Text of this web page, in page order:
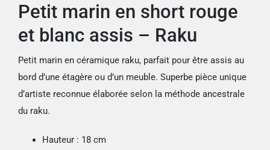
Petit marin en short rouge
et blanc assis – Raku
Petit marin en céramique raku, parfait pour être assis au
bord d’une étagère ou d’un meuble. Superbe pièce unique
d’artiste reconnue élaborée selon la méthode ancestrale
du raku.
Hauteur : 18 cm